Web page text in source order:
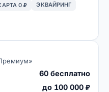
0 ₽ ЭКВАЙРИНГ
»
60 бесплатно
до 100 000 ₽